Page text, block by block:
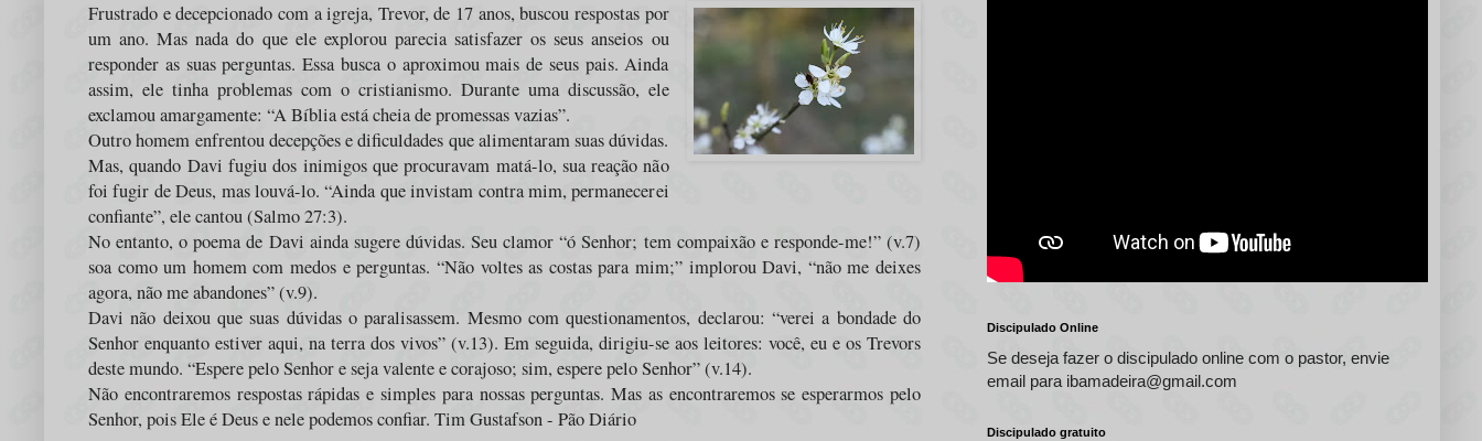
Frustrado e decepcionado com a igreja, Trevor, de 17 anos, buscou respostas por
um ano. Mas nada do que ele explorou parecia satisfazer os seus anseios ou
responder as suas perguntas. Essa busca o aproximou mais de seus pais. Ainda
assim, ele tinha problemas com o cristianismo. Durante uma discussão, ele
exclamou amargamente: “A Bíblia está cheia de promessas vazias”.
Outro homem enfrentou decepções e dificuldades que alimentaram suas dúvidas.
Mas, quando Davi fugiu dos inimigos que procuravam matá-lo, sua reação não
foi fugir de Deus, mas louvá-lo. “Ainda que invistam contra mim, permanecerei
confiante”, ele cantou (Salmo 27:3).
No entanto, o poema de Davi ainda sugere dúvidas. Seu clamor “ó Senhor; tem compaixão e responde-me!” (v.7)
soa como um homem com medos e perguntas. “Não voltes as costas para mim;” implorou Davi, “não me deixes
agora, não me abandones” (v.9).
Davi não deixou que suas dúvidas o paralisassem. Mesmo com questionamentos, declarou: “verei a bondade do
Senhor enquanto estiver aqui, na terra dos vivos” (v.13). Em seguida, dirigiu-se aos leitores: você, eu e os Trevors
deste mundo. “Espere pelo Senhor e seja valente e corajoso; sim, espere pelo Senhor” (v.14).
Não encontraremos respostas rápidas e simples para nossas perguntas. Mas as encontraremos se esperarmos pelo
Senhor, pois Ele é Deus e nele podemos confiar. Tim Gustafson - Pão Diário
Discipulado Online
Se deseja fazer o discipulado online com o pastor, envie
email para ibamadeira@gmail.com
Discipulado gratuito